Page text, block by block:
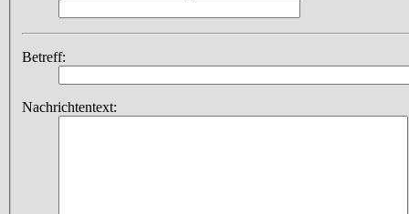
Betreff:
Nachrichtentext: